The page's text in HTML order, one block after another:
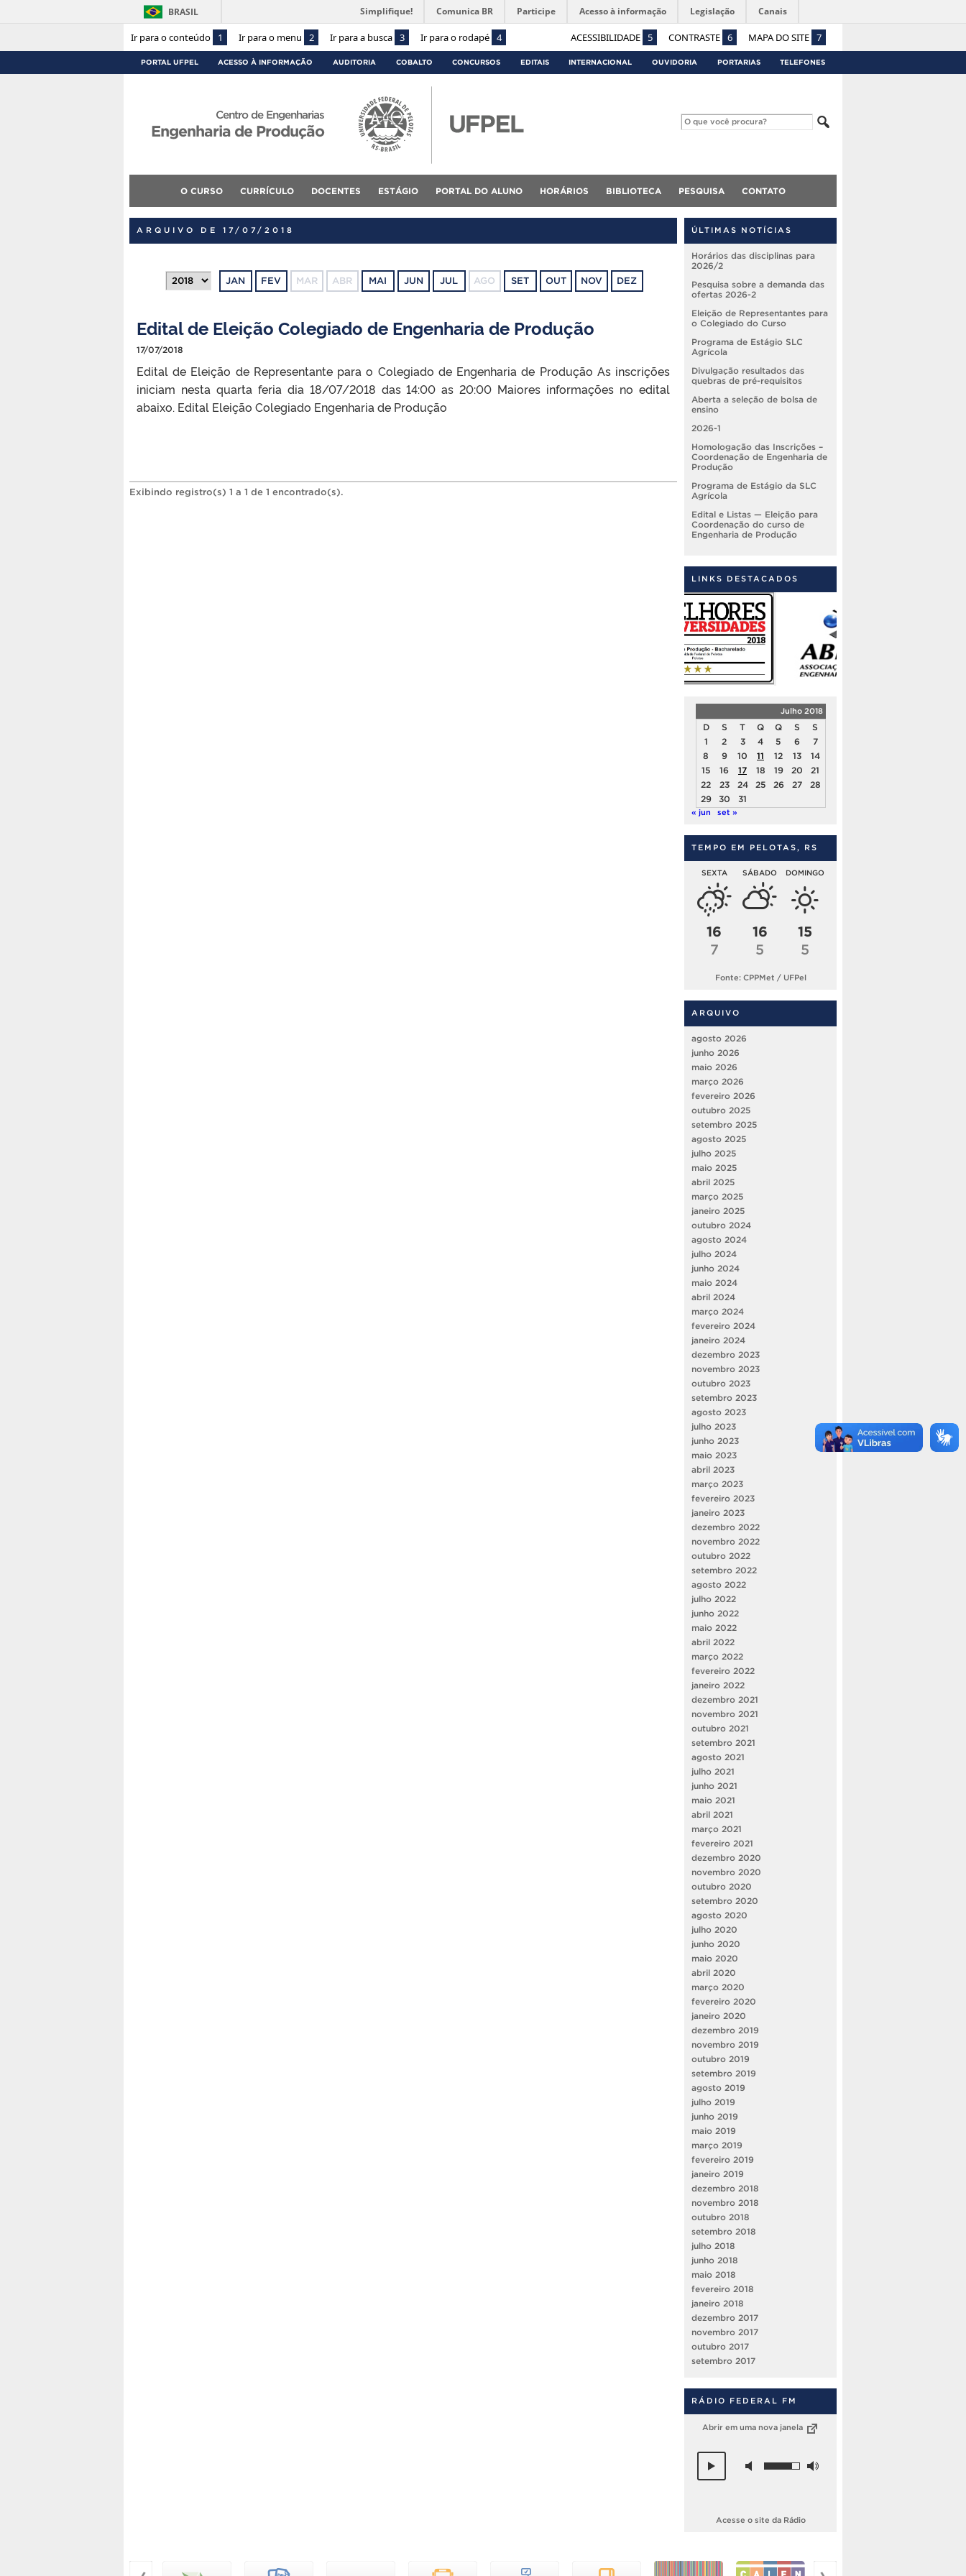
Ir para o conteúdo 1 Ir para o menu 2 Ir para a busca 3 Ir para o rodapé 4 ACESSIBILIDADE 5 CONTRASTE 6 MAPA DO SITE 7
BRASIL Simplifique! Comunica BR Participe Acesso à informação Legislação Canais
PORTAL UFPEL ACESSO À INFORMAÇÃO AUDITORIA COBALTO CONCURSOS EDITAIS INTERNACIONAL OUVIDORIA PORTARIAS TELEFONES
Centro de Engenharias
Engenharia de Produção
O CURSO CURRÍCULO DOCENTES ESTÁGIO PORTAL DO ALUNO HORÁRIOS BIBLIOTECA PESQUISA CONTATO
ARQUIVO DE 17/07/2018
JAN FEV MAR ABR MAI JUN JUL AGO SET OUT NOV DEZ
Edital de Eleição Colegiado de Engenharia de Produção
17/07/2018
Edital de Eleição de Representante para o Colegiado de Engenharia de Produção As inscrições
iniciam nesta quarta feria dia 18/07/2018 das 14:00 as 20:00 Maiores informações no edital
abaixo. Edital Eleição Colegiado Engenharia de Produção
Exibindo registro(s) 1 a 1 de 1 encontrado(s).
ÚLTIMAS NOTÍCIAS
Horários das disciplinas para
2026/2
Pesquisa sobre a demanda das
ofertas 2026-2
Eleição de Representantes para
o Colegiado do Curso
Programa de Estágio SLC
Agrícola
Divulgação resultados das
quebras de pré-requisitos
Aberta a seleção de bolsa de
ensino
2026-1
Homologação das Inscrições –
Coordenação de Engenharia de
Produção
Programa de Estágio da SLC
Agrícola
Edital e Listas — Eleição para
Coordenação do curso de
Engenharia de Produção
LINKS DESTACADOS
Julho 2018
D S T Q Q S
S
1
2 3 4 5 6
7
8
9 10 11 12 13
14
15
16 17 18 19 20
21
22
23 24 25 26 27
28
29
30 31
« jun set »
TEMPO EM PELOTAS, RS
SEXTA
16
7
SÁBADO
16
5
DOMINGO
15
5
Fonte: CPPMet / UFPel
ARQUIVO
agosto 2026
junho 2026
maio 2026
março 2026
fevereiro 2026
outubro 2025
setembro 2025
agosto 2025
julho 2025
maio 2025
abril 2025
março 2025
janeiro 2025
outubro 2024
agosto 2024
julho 2024
junho 2024
maio 2024
abril 2024
março 2024
fevereiro 2024
janeiro 2024
dezembro 2023
novembro 2023
outubro 2023
setembro 2023
agosto 2023
julho 2023
junho 2023
maio 2023
abril 2023
março 2023
fevereiro 2023
janeiro 2023
dezembro 2022
novembro 2022
outubro 2022
setembro 2022
agosto 2022
julho 2022
junho 2022
maio 2022
abril 2022
março 2022
fevereiro 2022
janeiro 2022
dezembro 2021
novembro 2021
outubro 2021
setembro 2021
agosto 2021
julho 2021
junho 2021
maio 2021
abril 2021
março 2021
fevereiro 2021
dezembro 2020
novembro 2020
outubro 2020
setembro 2020
agosto 2020
julho 2020
junho 2020
maio 2020
abril 2020
março 2020
fevereiro 2020
janeiro 2020
dezembro 2019
novembro 2019
outubro 2019
setembro 2019
agosto 2019
julho 2019
junho 2019
maio 2019
março 2019
fevereiro 2019
janeiro 2019
dezembro 2018
novembro 2018
outubro 2018
setembro 2018
julho 2018
junho 2018
maio 2018
fevereiro 2018
janeiro 2018
dezembro 2017
novembro 2017
outubro 2017
setembro 2017
RÁDIO FEDERAL FM
Abrir em uma nova janela
Acesse o site da Rádio